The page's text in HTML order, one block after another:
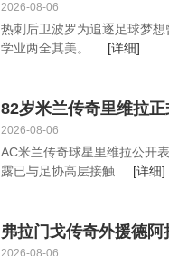
2026-08-06
热刺后卫波罗为追逐足球梦
学业两全其美。 ... [详细]
82岁米兰传奇里维拉
2026-08-06
AC米兰传奇球星里维拉公开
露已与足协高层接触 ... [详细]
弗拉门戈传奇外援德
2026-08-06